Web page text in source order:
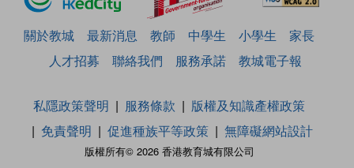
關於教城 最新消息 教師 中學生 小學生
家長
人才招募
聯絡我們 服務承諾 教城電子報
版權所有© 2026 香港教育城有限公司
私隱政策聲明 服務條款
版權及知識產權政策
免責聲明
促進種族平等政策 無障礙網站設計